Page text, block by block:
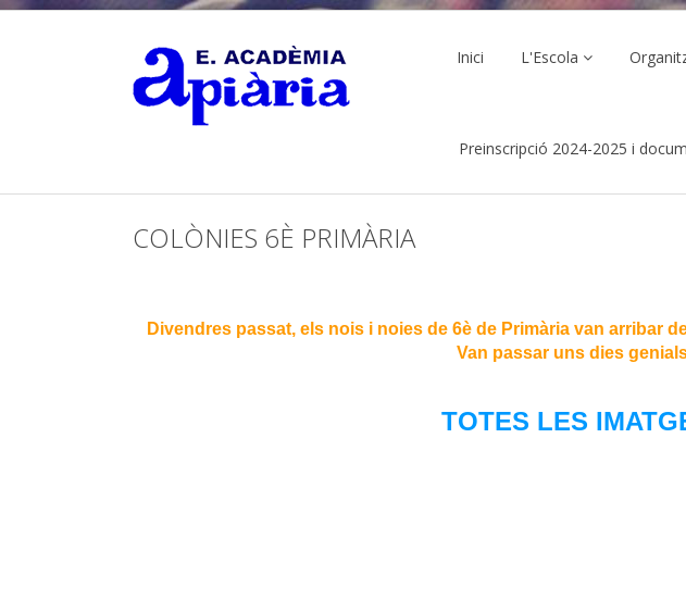
Inici L'Escola
Preinscripció 2024-2025 i
COLÒNIES 6È PRIMÀRIA
Divendres passat, els nois i noies de 6è de Primària van arribar
Van passar uns dies
TOTES LES